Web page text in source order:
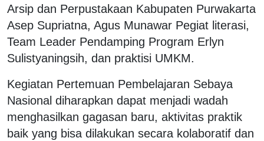
Arsip dan Perpustakaan Kabupaten Purwakarta
Asep Supriatna, Agus Munawar Pegiat literasi,
Team Leader Pendamping Program Erlyn
Sulistyaningsih, dan praktisi UMKM.
Kegiatan Pertemuan Pembelajaran Sebaya
Nasional diharapkan dapat menjadi wadah
menghasilkan gagasan baru, aktivitas praktik
baik yang bisa dilakukan secara kolaboratif dan